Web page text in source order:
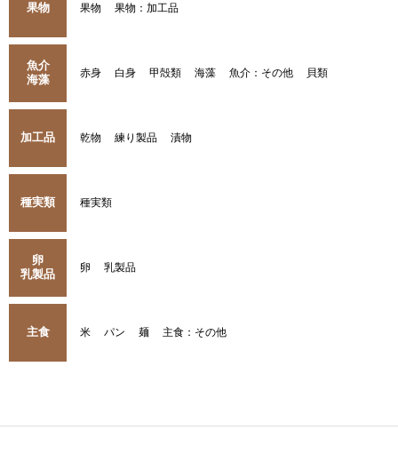
果物 果物 果物：加工品
魚介
海藻
赤身 白身 甲殻類 海藻 魚介：その他 貝類
加工品 乾物 練り製品 漬物
種実類 種実類
卵
乳製品
卵 乳製品
主食 米 パン 麺 主食：その他